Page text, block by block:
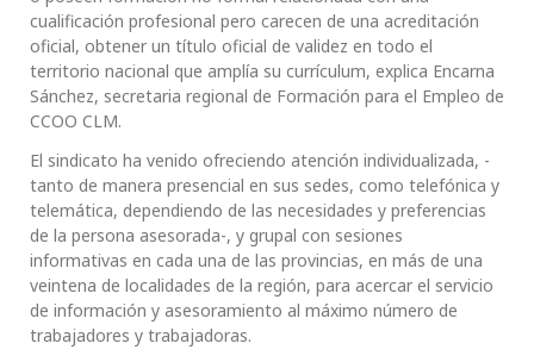
cualificación profesional pero carecen de una acreditación
oficial, obtener un título oficial de validez en todo el
territorio nacional que amplía su currículum, explica Encarna
Sánchez, secretaria regional de Formación para el Empleo de
CCOO CLM.
El sindicato ha venido ofreciendo atención individualizada, -
tanto de manera presencial en sus sedes, como telefónica y
telemática, dependiendo de las necesidades y preferencias
de la persona asesorada-, y grupal con sesiones
informativas en cada una de las provincias, en más de una
veintena de localidades de la región, para acercar el servicio
de información y asesoramiento al máximo número de
trabajadores y trabajadoras.